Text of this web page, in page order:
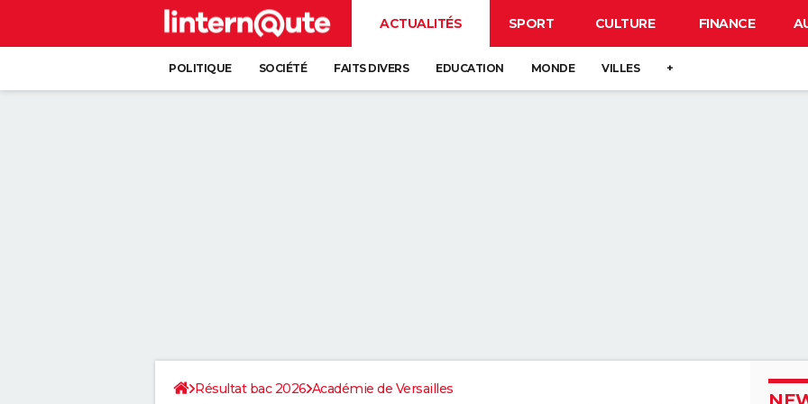
ACTUALITÉS SPORT CULTURE FINANCE
POLITIQUE SOCIÉTÉ FAITS DIVERS EDUCATION MONDE VILLES +
Résultat bac 2026 Académie de Versailles